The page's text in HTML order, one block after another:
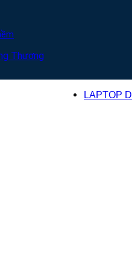
LAPTOP